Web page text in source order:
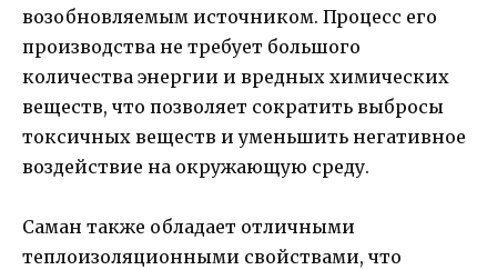
возобновляемым источником. Процесс его
производства не требует большого
количества энергии и вредных химических
веществ, что позволяет сократить выбросы
токсичных веществ и уменьшить негативное
воздействие на окружающую среду.
Саман также обладает отличными
теплоизоляционными свойствами, что